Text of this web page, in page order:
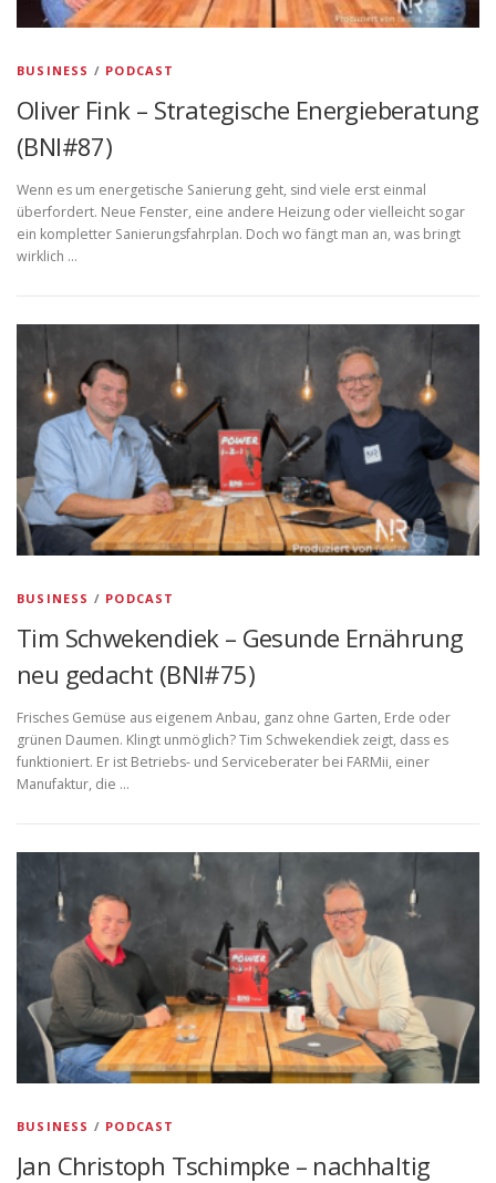
BUSINESS / PODCAST
Oliver Fink – Strategische Energieberatung
(BNI#87)
Wenn es um energetische Sanierung geht, sind viele erst einmal
überfordert. Neue Fenster, eine andere Heizung oder vielleicht sogar
ein kompletter Sanierungsfahrplan. Doch wo fängt man an, was bringt
wirklich …
BUSINESS / PODCAST
Tim Schwekendiek – Gesunde Ernährung
neu gedacht (BNI#75)
Frisches Gemüse aus eigenem Anbau, ganz ohne Garten, Erde oder
grünen Daumen. Klingt unmöglich? Tim Schwekendiek zeigt, dass es
funktioniert. Er ist Betriebs- und Serviceberater bei FARMii, einer
Manufaktur, die …
BUSINESS / PODCAST
Jan Christoph Tschimpke – nachhaltig